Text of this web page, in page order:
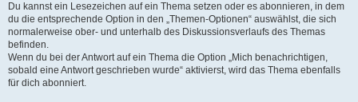
Du kannst ein Lesezeichen auf ein Thema setzen oder es abonnieren, in dem
du die entsprechende Option in den „Themen-Optionen“ auswählst, die sich
normalerweise ober- und unterhalb des Diskussionsverlaufs des Themas
befinden.
Wenn du bei der Antwort auf ein Thema die Option „Mich benachrichtigen,
sobald eine Antwort geschrieben wurde“ aktivierst, wird das Thema ebenfalls
für dich abonniert.